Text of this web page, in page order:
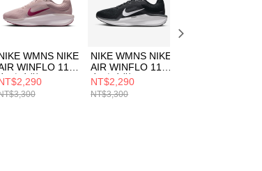
WMNS NIKE
WINFLO 11
跑步鞋
NIKE WMNS NIKE
AIR WINFLO 11
女 跑步鞋
FJ9510001
NT$2,290
NT$3,300